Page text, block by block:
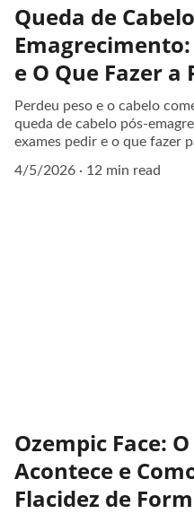
Queda de
e O Que Fazer a
Perdeu peso e o cabelo
queda de cabelo pós-
exames pedir e o que fazer
4/5/2026
12 min read
Ozempic Face:
Acontece e
Flacidez de